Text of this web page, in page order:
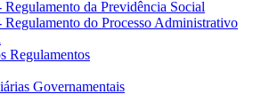
Regulamento da Previdência Social
Regulamento do Processo Administrativo
Regulamentos
Governamentais